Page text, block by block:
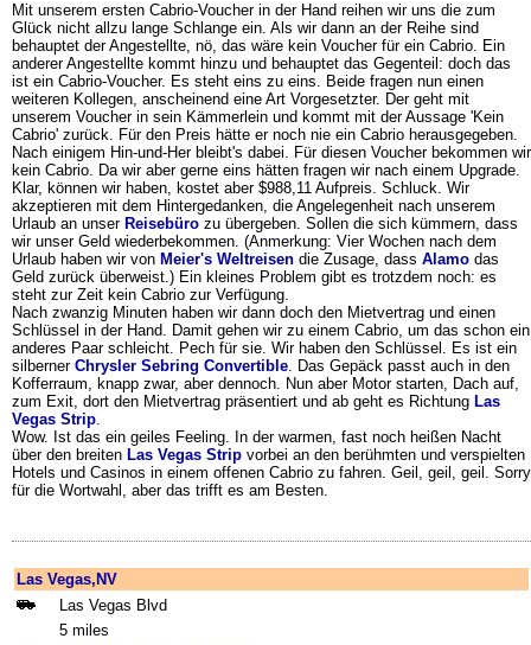
Mit unserem ersten Cabrio-Voucher in der Hand reihen wir uns die zum
Glück nicht allzu lange Schlange ein. Als wir dann an der Reihe sind
behauptet der Angestellte, nö, das wäre kein Voucher für ein Cabrio. Ein
anderer Angestellte kommt hinzu und behauptet das Gegenteil: doch das
ist ein Cabrio-Voucher. Es steht eins zu eins. Beide fragen nun einen
weiteren Kollegen, anscheinend eine Art Vorgesetzter. Der geht mit
unserem Voucher in sein Kämmerlein und kommt mit der Aussage 'Kein
Cabrio' zurück. Für den Preis hätte er noch nie ein Cabrio herausgegeben.
Nach einigem Hin-und-Her bleibt's dabei. Für diesen Voucher bekommen wir
kein Cabrio. Da wir aber gerne eins hätten fragen wir nach einem Upgrade.
Klar, können wir haben, kostet aber $988,11 Aufpreis. Schluck. Wir
akzeptieren mit dem Hintergedanken, die Angelegenheit nach unserem
Urlaub an unser Reisebüro zu übergeben. Sollen die sich kümmern, dass
wir unser Geld wiederbekommen. (Anmerkung: Vier Wochen nach dem
Urlaub haben wir von Meier's Weltreisen die Zusage, dass Alamo das
Geld zurück überweist.) Ein kleines Problem gibt es trotzdem noch: es
steht zur Zeit kein Cabrio zur Verfügung.
Nach zwanzig Minuten haben wir dann doch den Mietvertrag und einen
Schlüssel in der Hand. Damit gehen wir zu einem Cabrio, um das schon ein
anderes Paar schleicht. Pech für sie. Wir haben den Schlüssel. Es ist ein
silberner Chrysler Sebring Convertible. Das Gepäck passt auch in den
Kofferraum, knapp zwar, aber dennoch. Nun aber Motor starten, Dach auf,
zum Exit, dort den Mietvertrag präsentiert und ab geht es Richtung Las
Vegas Strip.
Wow. Ist das ein geiles Feeling. In der warmen, fast noch heißen Nacht
über den breiten Las Vegas Strip vorbei an den berühmten und verspielten
Hotels und Casinos in einem offenen Cabrio zu fahren. Geil, geil, geil. Sorry
für die Wortwahl, aber das trifft es am Besten.
Las Vegas,NV
Las Vegas Blvd
5 miles